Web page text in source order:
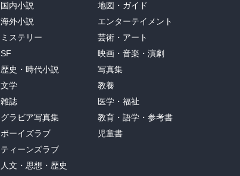
国内小説
海外小説
ミステリー
SF
歴史・時代小説
文学
雑誌
グラビア写真集
ボーイズラブ
ティーンズラブ
人文・思想・歴史
地図・ガイド
エンターテイメント
芸術・アート
映画・音楽・演劇
写真集
教養
医学・福祉
教育・語学・参考書
児童書